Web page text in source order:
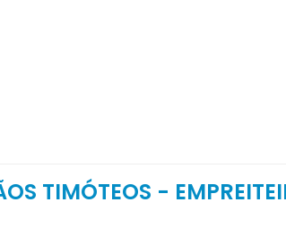
TIMÓTEOS -